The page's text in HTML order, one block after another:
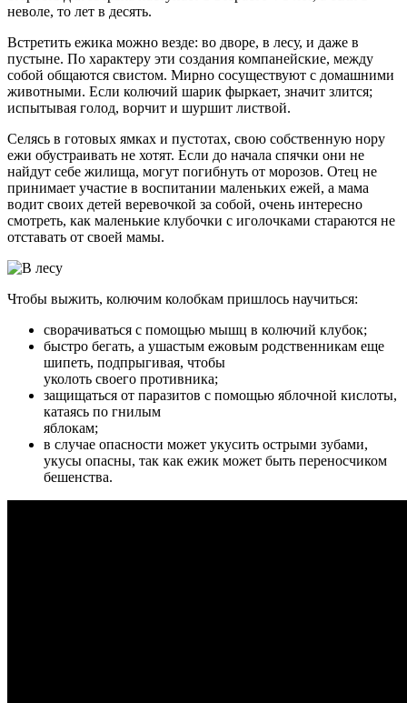
неволе, то лет в десять.
Встретить ежика можно везде: во дворе, в лесу, и даже в
пустыне. По характеру эти создания компанейские, между
собой общаются свистом. Мирно сосуществуют с домашними
животными. Если колючий шарик фыркает, значит злится;
испытывая голод, ворчит и шуршит листвой.
Селясь в готовых ямках и пустотах, свою собственную нору
ежи обустраивать не хотят. Если до начала спячки они не
найдут себе жилища, могут погибнуть от морозов. Отец не
принимает участие в воспитании маленьких ежей, а мама
водит своих детей веревочкой за собой, очень интересно
смотреть, как маленькие клубочки с иголочками стараются не
отставать от своей мамы.
Чтобы выжить, колючим колобкам пришлось научиться:
сворачиваться с помощью мышц в колючий клубок;
быстро бегать, а ушастым ежовым родственникам еще
шипеть, подпрыгивая, чтобы
уколоть своего противника;
защищаться от паразитов с помощью яблочной кислоты,
катаясь по гнилым
яблокам;
в случае опасности может укусить острыми зубами,
укусы опасны, так как ежик может быть переносчиком
бешенства.